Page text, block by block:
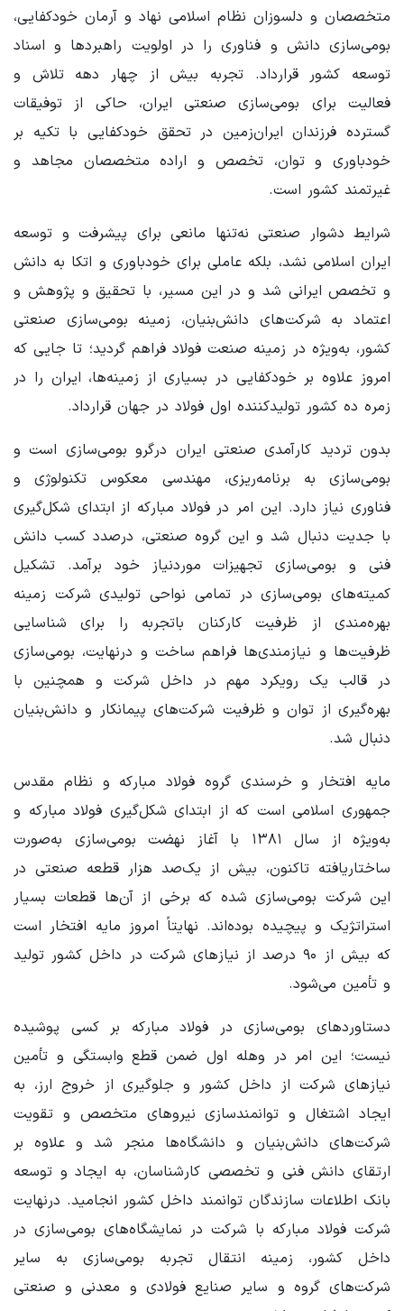
متخصصان و دلسوزان نظام اسلامی نهاد و آرمان خودکفایی،
بومی‌سازی دانش و فناوری را در اولویت راهبردها و اسناد
توسعه کشور قرارداد. تجربه بیش از چهار دهه تلاش و
فعالیت برای بومی‌سازی صنعتی ایران، حاکی از توفیقات
گسترده فرزندان ایران‌زمین در تحقق خودکفایی با تکیه بر
خودباوری و توان، تخصص و اراده متخصصان مجاهد و
غیرتمند کشور است.
شرایط دشوار صنعتی نه‌تنها مانعی برای پیشرفت و توسعه
ایران اسلامی نشد، بلکه عاملی برای خودباوری و اتکا به دانش
و تخصص ایرانی شد و در این مسیر، با تحقیق و پژوهش و
اعتماد به شرکت‌های دانش‌بنیان، زمینه بومی‌سازی صنعتی
کشور، به‌ویژه در زمینه صنعت فولاد فراهم گردید؛ تا جایی که
امروز علاوه بر خودکفایی در بسیاری از زمینه‌ها، ایران را در
زمره ده کشور تولیدکننده اول فولاد در جهان قرارداد.
بدون تردید کارآمدی صنعتی ایران درگرو بومی‌سازی است و
بومی‌سازی به برنامه‌ریزی، مهندسی معکوس تکنولوژی و
فناوری نیاز دارد. این امر در فولاد مبارکه از ابتدای شکل‌گیری
با جدیت دنبال شد و این گروه صنعتی، درصدد کسب دانش
فنی و بومی‌سازی تجهیزات موردنیاز خود برآمد. تشکیل
کمیته‌های بومی‌سازی در تمامی نواحی تولیدی شرکت زمینه
بهره‌مندی از ظرفیت کارکنان باتجربه را برای شناسایی
ظرفیت‌ها و نیازمندی‌ها فراهم ساخت و درنهایت، بومی‌سازی
در قالب یک رویکرد مهم در داخل شرکت و همچنین با
بهره‌گیری از توان و ظرفیت شرکت‌های پیمانکار و دانش‌بنیان
دنبال شد.
مایه افتخار و خرسندی گروه فولاد مبارکه و نظام مقدس
جمهوری اسلامی است که از ابتدای شکل‌گیری فولاد مبارکه و
به‌ویژه از سال ۱۳۸۱ با آغاز نهضت بومی‌سازی به‌صورت
ساختاریافته تاکنون، بیش از یک‌صد هزار قطعه صنعتی در
این شرکت بومی‌سازی شده که برخی از آن‌ها قطعات بسیار
استراتژیک و پیچیده بوده‌اند. نهایتاً امروز مایه افتخار است
که بیش از ۹۰ درصد از نیازهای شرکت در داخل کشور تولید
و تأمین می‌شود.
دستاوردهای بومی‌سازی در فولاد مبارکه بر کسی پوشیده
نیست؛ این امر در وهله اول ضمن قطع وابستگی و تأمین
نیازهای شرکت از داخل کشور و جلوگیری از خروج ارز، به
ایجاد اشتغال و توانمندسازی نیروهای متخصص و تقویت
شرکت‌های دانش‌بنیان و دانشگاه‌ها منجر شد و علاوه بر
ارتقای دانش فنی و تخصصی کارشناسان، به ایجاد و توسعه
بانک اطلاعات سازندگان توانمند داخل کشور انجامید. درنهایت
شرکت فولاد مبارکه با شرکت در نمایشگاه‌های بومی‌سازی در
داخل کشور، زمینه انتقال تجربه بومی‌سازی به سایر
شرکت‌های گروه و سایر صنایع فولادی و معدنی و صنعتی